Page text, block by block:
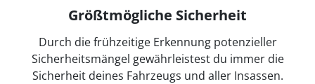
Größtmögliche Sicherheit
Durch die frühzeitige Erkennung potenzieller
Sicherheitsmängel gewährleistest du immer die
Sicherheit deines Fahrzeugs und aller Insassen.